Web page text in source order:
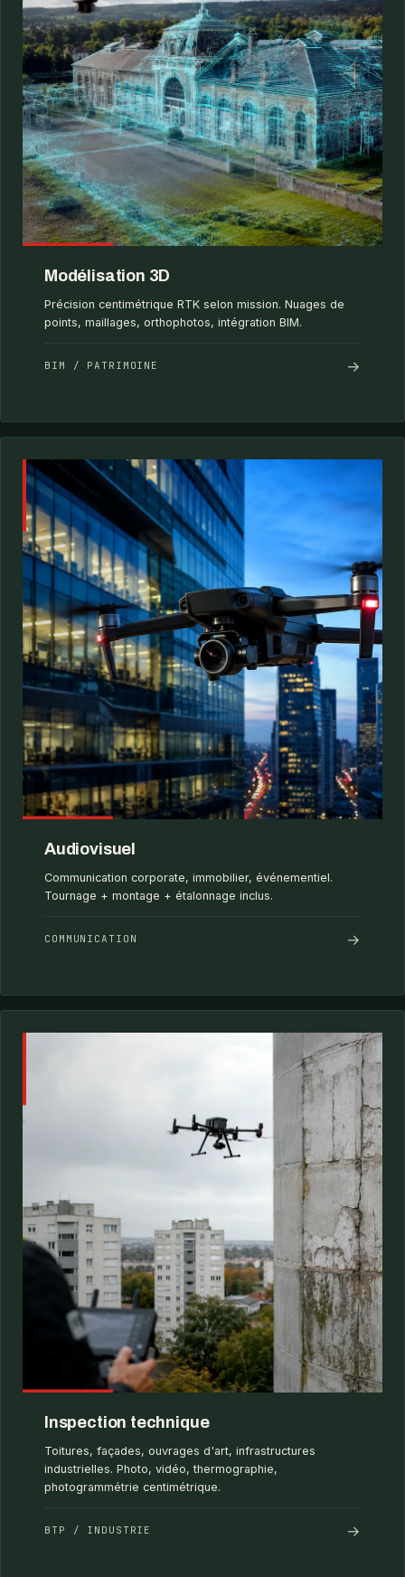
Modélisation 3D
Précision centimétrique RTK selon mission. Nuages de
points, maillages, orthophotos, intégration BIM.
BIM / PATRIMOINE →
Audiovisuel
Communication corporate, immobilier, événementiel.
Tournage + montage + étalonnage inclus.
COMMUNICATION →
Inspection technique
Toitures, façades, ouvrages d'art, infrastructures
industrielles. Photo, vidéo, thermographie,
photogrammétrie centimétrique.
BTP / INDUSTRIE →